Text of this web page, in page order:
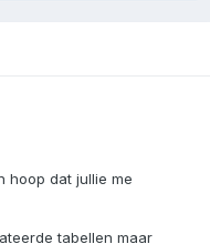
hoop dat jullie me
tabellen maar